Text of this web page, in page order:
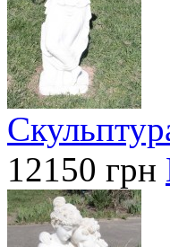
12150 грн